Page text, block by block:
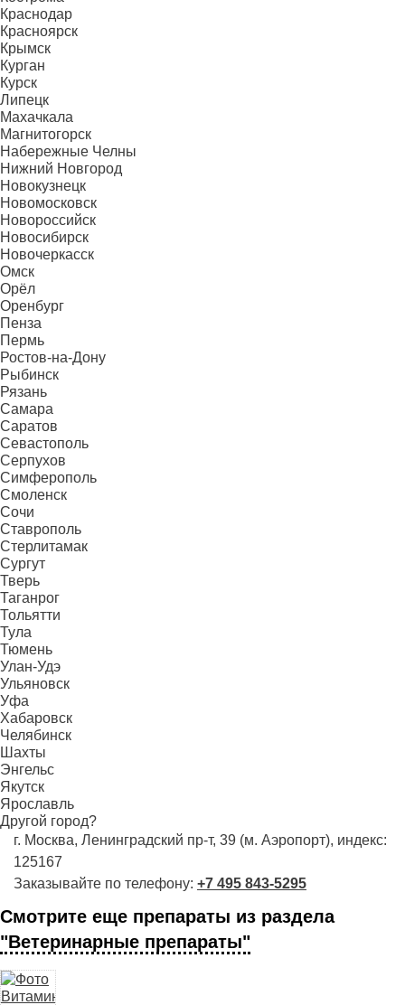
Краснодар
Красноярск
Крымск
Курган
Курск
Липецк
Махачкала
Магнитогорск
Набережные Челны
Нижний Новгород
Новокузнецк
Новомосковск
Новороссийск
Новосибирск
Новочеркасск
Омск
Орёл
Оренбург
Пенза
Пермь
Ростов-на-Дону
Рыбинск
Рязань
Самара
Саратов
Севастополь
Серпухов
Симферополь
Смоленск
Сочи
Ставрополь
Стерлитамак
Сургут
Тверь
Таганрог
Тольятти
Тула
Тюмень
Улан-Удэ
Ульяновск
Уфа
Хабаровск
Челябинск
Шахты
Энгельс
Якутск
Ярославль
Другой город?
г. Москва, Ленинградский пр-т, 39 (м. Аэропорт), индекс:
125167
Заказывайте по телефону: +7 495 843-5295
Смотрите еще препараты из раздела
"Ветеринарные препараты"